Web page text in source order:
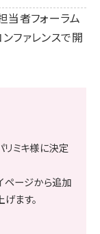
当者フォーラム
ファレンスで開
ミキ様に決定
ページから追加
ます。